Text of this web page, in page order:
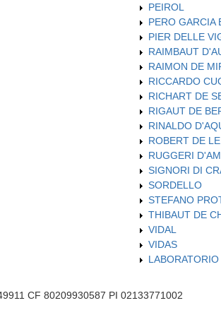
PEIROL
PERO GARCIA
PIER DELLE
RAIMBAUT
RAIMON DE
RICCARDO
RICHART DE
RIGAUT DE
RINALDO
ROBERT DE
RUGGERI
SIGNORI DI
SORDELLO
STEFANO
THIBAUT DE
VIDAL
VIDAS
CF 80209930587 PI 02133771002